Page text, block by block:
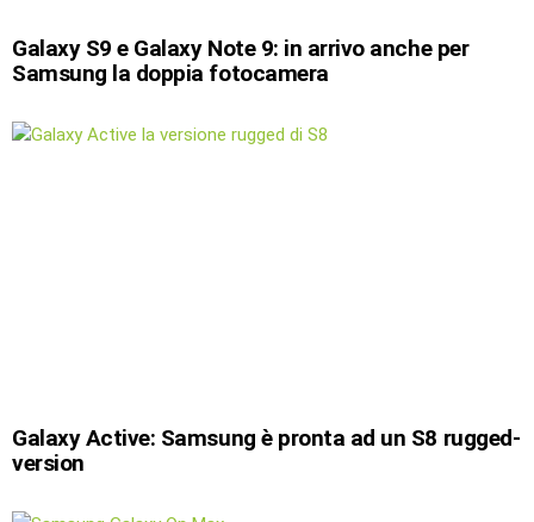
Galaxy S9 e Galaxy Note 9: in arrivo anche per
Samsung la doppia fotocamera
Galaxy Active: Samsung è pronta ad un S8 rugged-
version